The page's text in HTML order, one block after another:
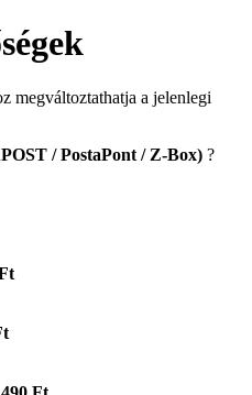
megváltoztathatja a jelenlegi
/ PostaPont / Z-Box) ?